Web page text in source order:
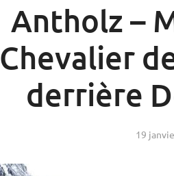
Antholz –
Chevalier
derrière
19